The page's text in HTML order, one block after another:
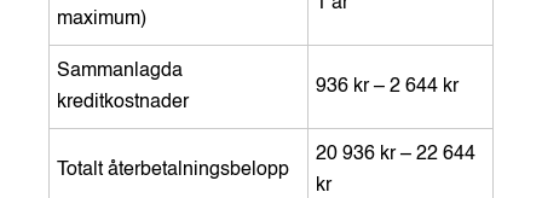
maximum)
1 år
Sammanlagda
kreditkostnader
936 kr – 2 644 kr
Totalt återbetalningsbelopp
20 936 kr – 22 644
kr